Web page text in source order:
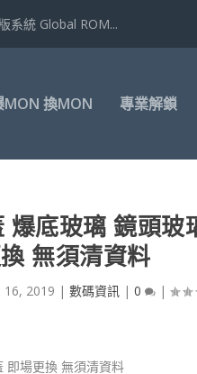
系統 Global ROM...
MON 換MON 專業解鎖
底玻璃 鏡頭玻
無須清資料
16, 2019 |數碼資訊 |0 |